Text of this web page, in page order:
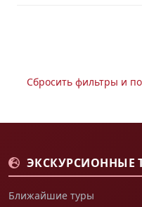
Сбросить фильтры и
ЭКСКУРСИОННЫЕ
Ближайшие туры